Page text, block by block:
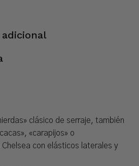
clásico de serraje, también
«carapijos» o
Chelsea con elásticos laterales y